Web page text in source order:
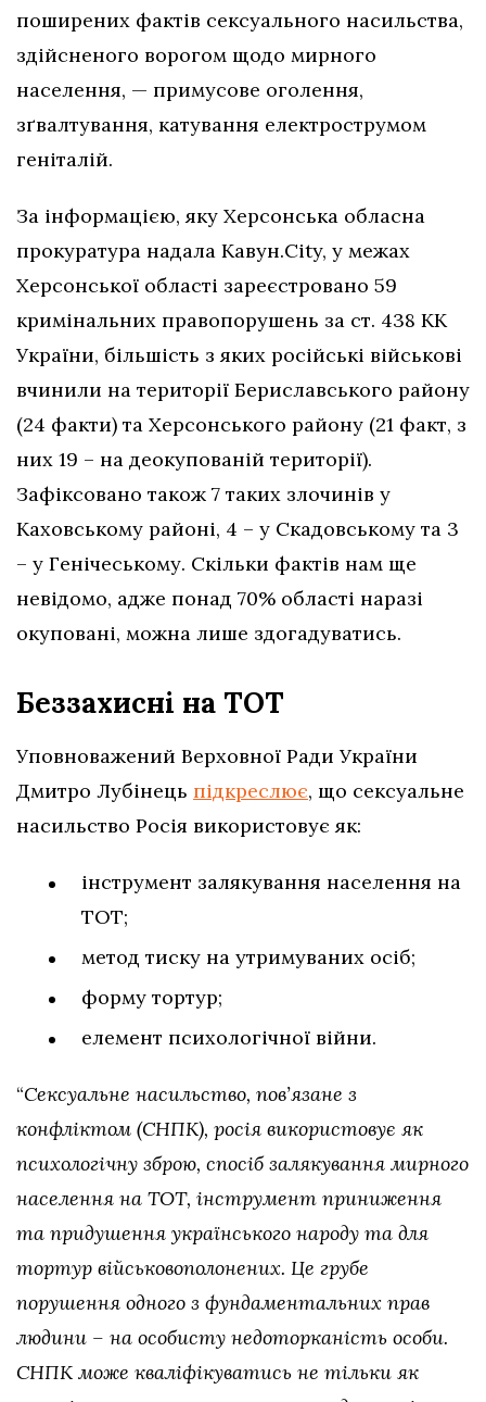
поширених фактів сексуального насильства,
здійсненого ворогом щодо мирного
населення, — примусове оголення,
зґвалтування, катування електрострумом
геніталій.
За інформацією, яку Херсонська обласна
прокуратура надала Кавун.City, у межах
Херсонської області зареєстровано 59
кримінальних правопорушень за ст. 438 КК
України, більшість з яких російські військові
вчинили на території Бериславського району
(24 факти) та Херсонського району (21 факт, з
них 19 – на деокупованій території).
Зафіксовано також 7 таких злочинів у
Каховському районі, 4 – у Скадовському та 3
– у Генічеському. Скільки фактів нам ще
невідомо, адже понад 70% області наразі
окуповані, можна лише здогадуватись.
Беззахисні на ТОТ
Уповноважений Верховної Ради України
Дмитро Лубінець підкреслює, що сексуальне
насильство Росія використовує як:
інструмент залякування населення на
ТОТ;
метод тиску на утримуваних осіб;
форму тортур;
елемент психологічної війни.
“Сексуальне насильство, пов’язане з
конфліктом (СНПК), росія використовує як
психологічну зброю, спосіб залякування мирного
населення на ТОТ, інструмент приниження
та придушення українського народу та для
тортур військовополонених. Це грубе
порушення одного з фундаментальних прав
людини – на особисту недоторканість особи.
СНПК може кваліфікуватись не тільки як